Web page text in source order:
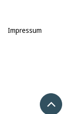
Impressum